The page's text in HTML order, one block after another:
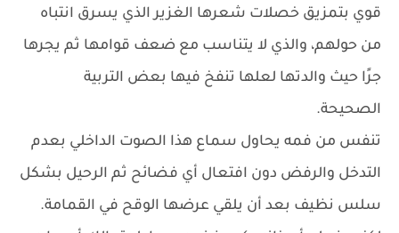
قوي بتمزيق خصلات شعرها الغزير الذي يسرق انتباه
من حولهم، والذي لا يتناسب مع ضعف قوامها ثم يجرها
جرًا حيث والدتها لعلها تنفخ فيها بعض التربية
الصحيحة.
تنفس من فمه يحاول سماع هذا الصوت الداخلي بعدم
التدخل والرفض دون افتعال أي فضائح ثم الرحيل بشكل
سلس نظيف بعد أن يلقي عرضها الوقح في القمامة.